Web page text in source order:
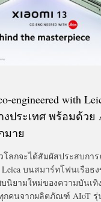
engineered with
ประเทศ พร้อมด้วย
มาย
โลกจะได้สัมผัสประสบกา
บนสมาร์ทโฟนเรือธ
บนิยามใหม่ของความบันเ
คนจากผลิตภัณฑ์ AIoT รุ่